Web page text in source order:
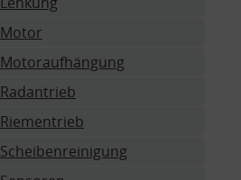
Motor
Motoraufhängung
Radantrieb
Riementrieb
Scheibenreinigung